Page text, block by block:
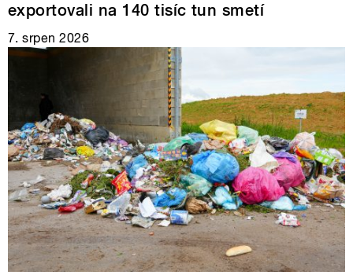
exportovali na 140 tisíc tun smetí
7. srpen 2026